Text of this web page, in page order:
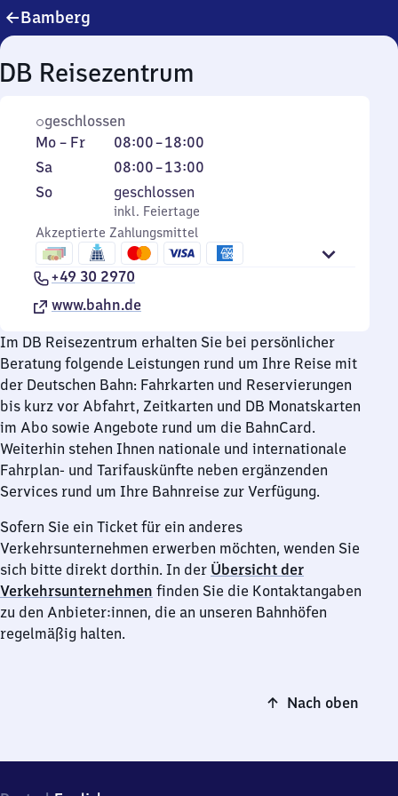
Bamberg
Reisezentrum
geschlossen
Montag
bis
Freitag
Mo – Fr 08:00–18:00
Von
8
bis
18
Uhr
Samstag
Sa 08:00–13:00
Von
8
Uhr
bis
13
Uhr
Sonntag
So,
inkl. Feiertage
geschlossen
inkl. Feiertage
Akzeptierte Zahlungsmittel
+49 30 2970
www.bahn.de
Im DB Reisezentrum erhalten Sie bei persönlicher
Beratung folgende Leistungen rund um Ihre Reise mit
der Deutschen Bahn: Fahrkarten und Reservierungen
bis kurz vor Abfahrt, Zeitkarten und DB Monatskarten
im Abo sowie Angebote rund um die BahnCard.
Weiterhin stehen Ihnen nationale und internationale
Fahrplan- und Tarifauskünfte neben ergänzenden
Services rund um Ihre Bahnreise zur Verfügung.
Sofern Sie ein Ticket für ein anderes
Verkehrsunternehmen erwerben möchten, wenden Sie
sich bitte direkt dorthin. In der Übersicht der
Verkehrsunternehmen finden Sie die Kontaktangaben
zu den Anbieter:innen, die an unseren Bahnhöfen
regelmäßig halten.
Nach oben